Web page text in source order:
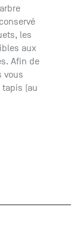
les
aux
Afin de
vous
(au